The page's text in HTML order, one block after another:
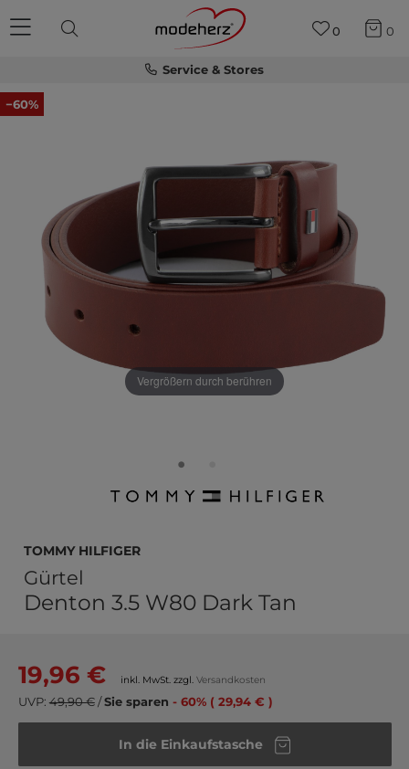
Service & Stores
0 0
−60%
Vergrößern durch berühren
TOMMY HILFIGER
Gürtel
Denton 3.5 W80 Dark Tan
19,96 € inkl. MwSt. zzgl. Versandkosten
UVP: 49,90 €/Sie sparen - 60% ( 29,94 € )
In die Einkaufstasche